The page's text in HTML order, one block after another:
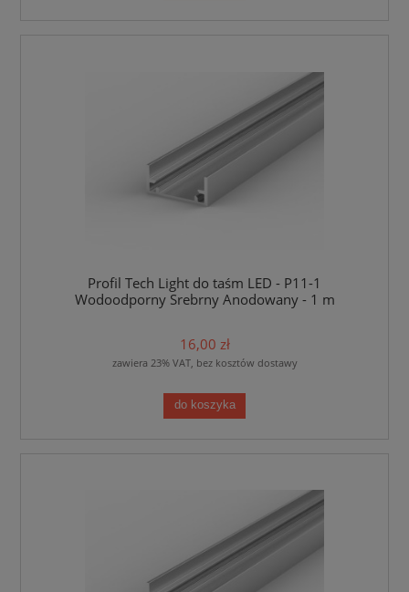
Profil Tech Light do taśm LED - P11-1
Wodoodporny Srebrny Anodowany - 1 m
16,00 zł
zawiera 23% VAT, bez kosztów dostawy
do koszyka